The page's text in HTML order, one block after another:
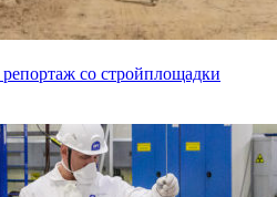
со стройплощадки